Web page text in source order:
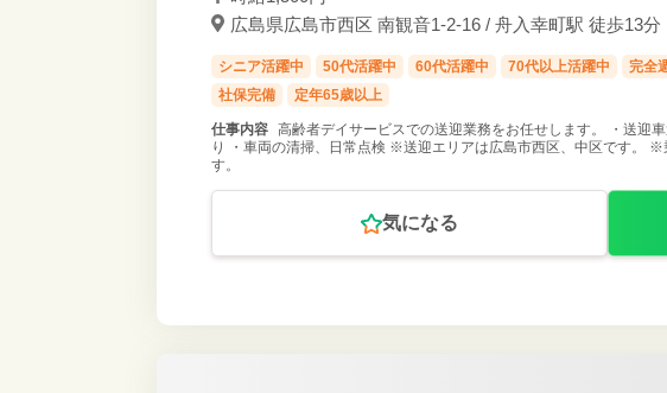
広島県広島市西区 南観音1-2-16 / 舟入幸町駅 徒歩13分
シニア活躍中 50代活躍中 60代活躍中 70代以上活躍中 完全
社保完備
定年65歳以上
仕事内容
高齢者デイサービスでの送迎業務をお任せします。 ・送迎
り ・車両の清掃、日常点検 ※送迎エリアは広島市西区、中区です。
す。
気になる